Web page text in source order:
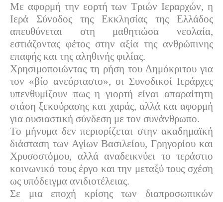
Με αφορμή την εορτή των Τριών Ιεραρχών, η
Ιερά Σύνοδος της Εκκλησίας της Ελλάδος
απευθύνεται στη μαθητιώσα νεολαία,
εστιάζοντας φέτος στην αξία της ανθρώπινης
επαφής και της αληθινής φιλίας.
Χρησιμοποιώντας τη ρήση του Δημόκριτου για
τον «βίο ανεόρταστο», οι Συνοδικοί Ιεράρχες
υπενθυμίζουν πως η γιορτή είναι απαραίτητη
στάση ξεκούρασης και χαράς, αλλά και αφορμή
για ουσιαστική σύνδεση με τον συνάνθρωπο.
Το μήνυμα δεν περιορίζεται στην ακαδημαϊκή
διάσταση των Αγίων Βασιλείου, Γρηγορίου και
Χρυσοστόμου, αλλά αναδεικνύει το τεράστιο
κοινωνικό τους έργο και την μεταξύ τους σχέση
ως υπόδειγμα ανιδιοτέλειας.
Σε μια εποχή κρίσης των διαπροσωπικών